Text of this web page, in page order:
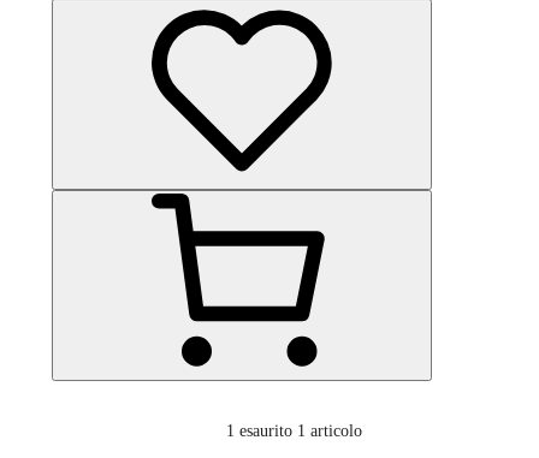
1 esaurito 1 articolo